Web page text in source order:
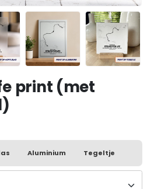
print (met
Aluminium Tegeltje